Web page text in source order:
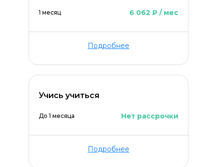
1 месяц 6 062 ₽ / мес
Подробнее
Учись учиться
До 1 месяца Нет рассрочки
Подробнее